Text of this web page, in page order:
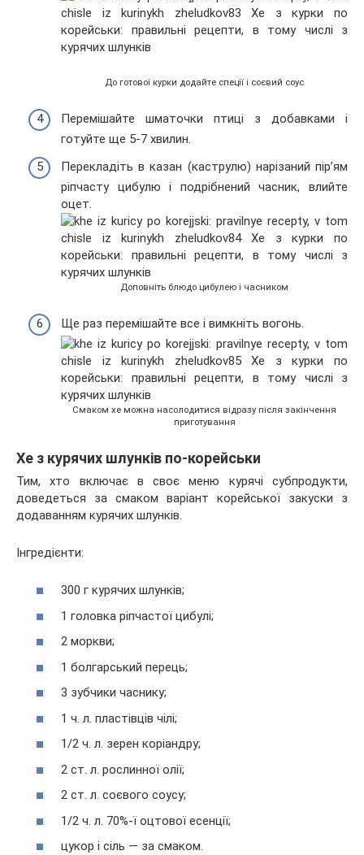
До готової курки додайте спеції і соєвий соус
Перемішайте шматочки птиці з добавками і
готуйте ще 5-7 хвилин.
Перекладіть в казан (каструлю) нарізаний пір’ям
ріпчасту цибулю і подрібнений часник, влийте
оцет.
Доповніть блюдо цибулею і часником
Ще раз перемішайте все і вимкніть вогонь.
Смаком хе можна насолодитися відразу після закінчення
приготування
Хе з курячих шлунків по-корейськи
Тим, хто включає в своє меню курячі субпродукти,
доведеться за смаком варіант корейської закуски з
додаванням курячих шлунків.
Інгредієнти:
300 г курячих шлунків;
1 головка ріпчастої цибулі;
2 моркви;
1 болгарський перець;
3 зубчики часнику;
1 ч. л. пластівців чілі;
1/2 ч. л. зерен коріандру;
2 ст. л. рослинної олії;
2 ст. л. соєвого соусу;
1/2 ч. л. 70%-ї оцтової есенції;
цукор і сіль — за смаком.